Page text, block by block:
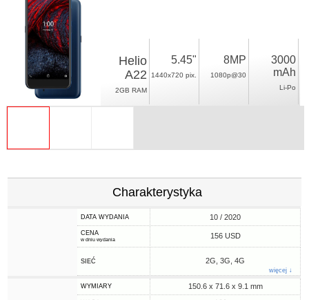
Helio
A22
2GB RAM
5.45"
1440x720 pix.
8MP
1080p@30
3000
mAh
Li-Po
Charakterystyka
DATA WYDANIA 10 / 2020
CENA
w dniu wydania 156 USD
SIEĆ 2G, 3G, 4G
więcej ↓
WYMIARY 150.6 x 71.6 x 9.1 mm